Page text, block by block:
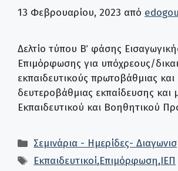
13 Φεβρουαρίου, 2023 από
Δελτίο τύπου Β΄ φάσης
Επιμόρφωσης για υπόχρεους/
εκπαιδευτικούς πρωτοβάθμιας και
δευτεροβάθμιας εκπαίδευσης και
Εκπαιδευτικού και Βοηθητικού
Κατηγορίες
Σεμινάρια - Ημερίδες-
Ετικέτες
Εκπαιδευτικοί,Επιμόρφωση,ΙΕΠ